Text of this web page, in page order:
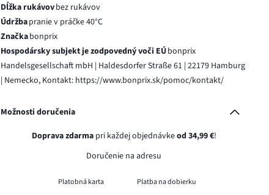
Dĺžka rukávovbez rukávov
Údržbapranie v práčke 40°C
Značkabonprix
Hospodársky subjekt je zodpovedný voči EÚbonprix
Handelsgesellschaft mbH | Haldesdorfer Straße 61 | 22179 Hamburg
| Nemecko, Kontakt: https://www.bonprix.sk/pomoc/kontakt/
Možnosti doručenia
Doprava zdarmapri každej objednávkeod 34,99 €!
Doručenie na adresu
Platobná karta Platba na dobierku